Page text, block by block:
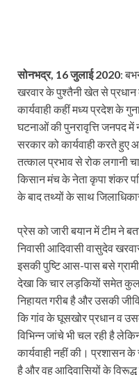
सोनभद्र, 16 जुलाई 2020:
खरवार के पुश्तैनी खेत से
कार्यवाही कहीं मध्य प्रदेश के
घटनाओं की पुनरावृत्ति जनपद
सरकार को कार्यवाही करते हुए
तत्काल प्रभाव से रोक लगानी
किसान मंच के नेता कृपा शंकर
के बाद तथ्यों के साथ
प्रेस को जारी बयान में टीम ने
निवासी आदिवासी वासुदेव
इसकी पुष्टि आस-पास बसे
देखा कि चार लड़कियों समेत कुल
निहायत गरीब है और उसकी
कि गांव के घूसखोर प्रधान व
विभिन्न जांचे भी चल रही है
कार्यवाही नहीं की। प्रशासन
है और वह आदिवासियों के विरूद्ध